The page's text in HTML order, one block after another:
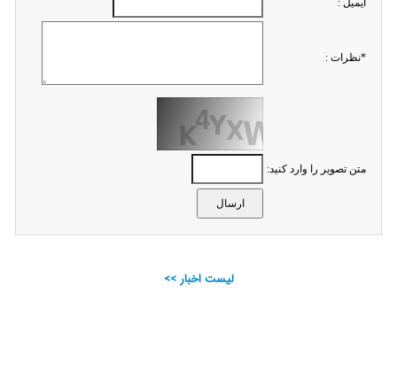
ايميل :
*نظرات :
متن تصویر را وارد کنید:
لیست اخبار >>